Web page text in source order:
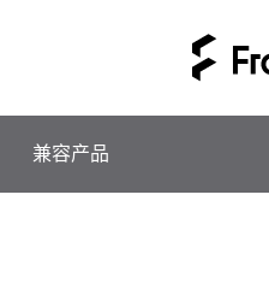
兼容产品